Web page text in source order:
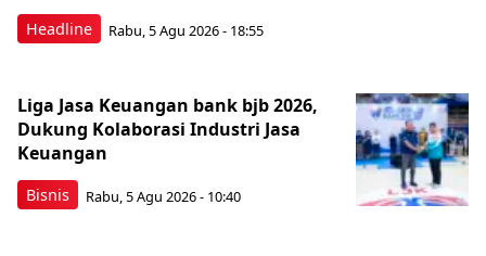
Headline Rabu, 5 Agu 2026 - 18:55
Bisnis
Liga Jasa Keuangan bank bjb 2026,
Dukung Kolaborasi Industri Jasa
Keuangan
Rabu, 5 Agu 2026 - 10:40